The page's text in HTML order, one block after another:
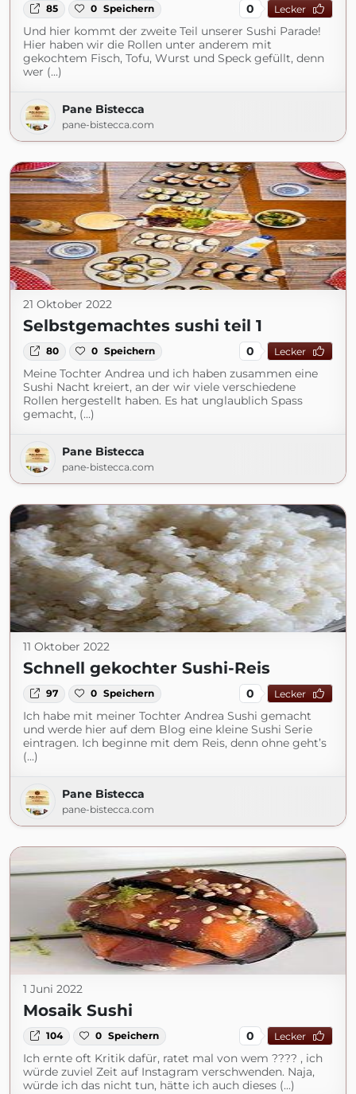
85 0 Speichern 0 Lecker
Und hier kommt der zweite Teil unserer Sushi Parade!
Hier haben wir die Rollen unter anderem mit
gekochtem Fisch, Tofu, Wurst und Speck gefüllt, denn
wer (...)
Pane Bistecca
pane-bistecca.com
21 Oktober 2022
Selbstgemachtes sushi teil 1
80 0 Speichern 0 Lecker
Meine Tochter Andrea und ich haben zusammen eine
Sushi Nacht kreiert, an der wir viele verschiedene
Rollen hergestellt haben. Es hat unglaublich Spass
gemacht, (...)
Pane Bistecca
pane-bistecca.com
11 Oktober 2022
Schnell gekochter Sushi-Reis
97 0 Speichern 0 Lecker
Ich habe mit meiner Tochter Andrea Sushi gemacht
und werde hier auf dem Blog eine kleine Sushi Serie
eintragen. Ich beginne mit dem Reis, denn ohne geht’s
(...)
Pane Bistecca
pane-bistecca.com
1 Juni 2022
Mosaik Sushi
104 0 Speichern 0 Lecker
Ich ernte oft Kritik dafür, ratet mal von wem ???? , ich
würde zuviel Zeit auf Instagram verschwenden. Naja,
würde ich das nicht tun, hätte ich auch dieses (...)